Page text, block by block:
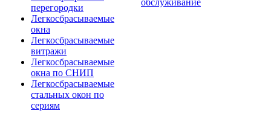
перегородки
Легкосбрасываемые
окна
Легкосбрасываемые
витражи
Легкосбрасываемые
окна по СНИП
Легкосбрасываемые
стальных окон по
сериям
обслуживание